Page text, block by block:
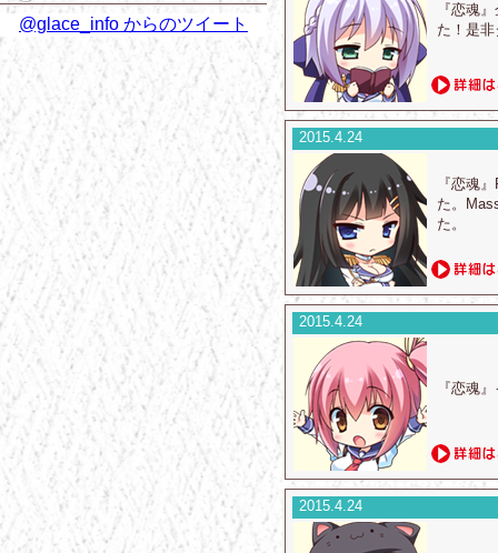
@glace_info からのツイート
『恋魂
た！是
2015.4.24
『恋魂
た。
た。
2015.4.24
『恋魂
2015.4.24